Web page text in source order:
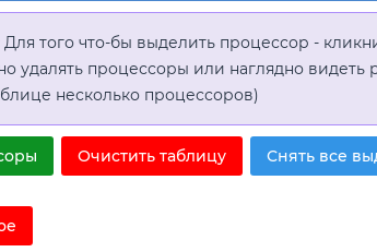
Для того что-бы выделить процессор -
удалять процессоры или наглядно видеть
несколько процессоров)
Очистить таблицу Снять все